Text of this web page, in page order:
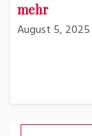
mehr
August 5, 2025